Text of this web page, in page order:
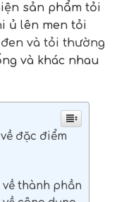
sản phẩm tỏi
ủ lên men tỏi
và tỏi thường
và khác nhau
đặc điểm
thành phần